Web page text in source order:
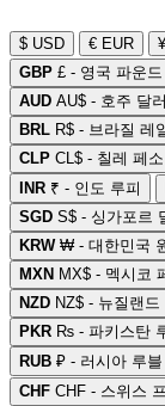
$ USD € EUR
GBP £ - 영국 파운드
AUD AU$ - 호주 달러
BRL R$ - 브라질 레
CLP CL$ - 칠레 페소
INR ₹ - 인도 루피
SGD S$ - 싱가포르
KRW₩ - 대한민국
MXN MX$ - 멕시코
NZD NZ$ - 뉴질랜드
PKR ₨ - 파키스탄
RUB ₽ - 러시아 루블
CHF CHF - 스위스